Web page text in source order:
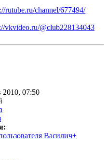
rutube.ru/channel/677494/
vkvideo.ru/@club228134043
2010, 07:50
Василич+